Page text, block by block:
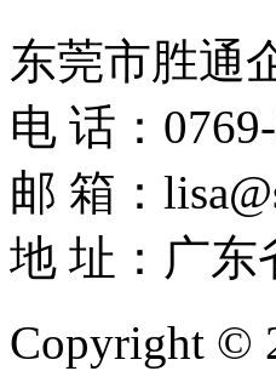
东莞市胜通
电 话：
邮 箱：
地 址：广东
Copyright ©